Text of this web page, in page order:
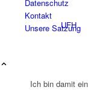
UFH
Datenschutz
Kontakt
Unsere Satzung
Ich bin damit